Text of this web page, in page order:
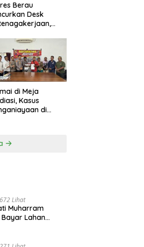
Berau
Desk
Tuntas
Mediasi
di Meja
Kasus
di
Lihat
Muharram
Lahan